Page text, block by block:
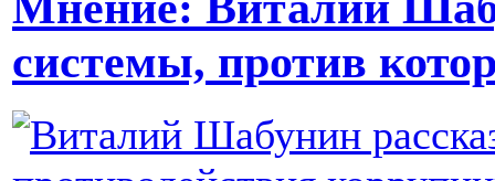
системы, против